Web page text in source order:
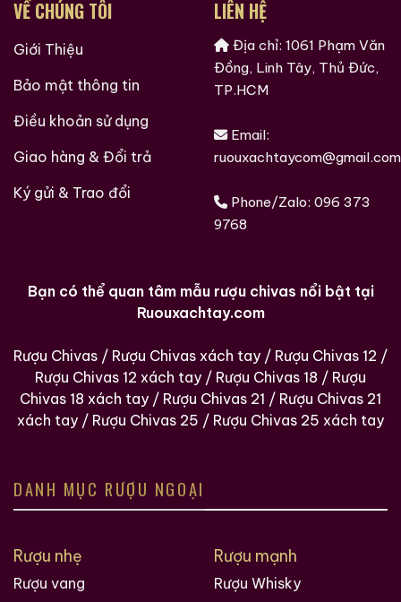
1950 lại có tầm quan trọng đặc biệt. Chúng đại diện
cho:
Giai đoạn vàng
của Macallan trước khi thương hiệu
Kỹ thuật chưng cất thủ côngthuần túy với nồi
đồng nhỏ.
Thùng sherry cổ cao cấp
trị cao hơn rất nhiều so với ngày nay.
Với các nhà sưu tầm rượu cổ, Macallan 15 ans 1957 là
mang tính biểu tượng.
Macallan 15 ans 1953 Pure Highland Malt Scotch
Whisky
là đại diện tiêu biểu cho thời kỳ whisky
Scotland mang đậm dấu ấn thủ công, mộc mạc
rượu để thưởng thức; đó là một phần lịch sử được lưu
giữ trong thủy tinh, nơi thời gian và nghệ thuật chưng
gian.
Giới Thiệu Một Số Mẫu Rượu Trung Quốc
VỀ CHÚNG TÔI
Giới Thiệu
Bảo mật thông tin
Điều khoản sử dụng
Giao hàng & Đổi trả
Ký gửi & Trao đổi
LIÊN HỆ
Địa chỉ: 1061 Phạm Văn
Đồng, Linh Tây, Thủ Đức,
TP.HCM
Email:
ruouxachtaycom@gmail.com
Phone/Zalo: 096 373
9768
Bạn có thể quan tâm mẫu rượu chivas nổi bật tại
Ruouxachtay.com
Rượu Chivas / Rượu Chivas xách tay / Rượu Chivas 12 /
Rượu Chivas 12 xách tay / Rượu Chivas 18 / Rượu
Chivas 18 xách tay / Rượu Chivas 21 / Rượu Chivas 21
xách tay / Rượu Chivas 25 / Rượu Chivas 25 xách tay
DANH MỤC RƯỢU NGOẠI
Rượu nhẹ
Rượu vang
Rượu mạnh
Rượu Whisky